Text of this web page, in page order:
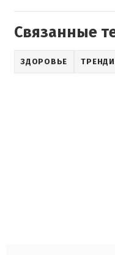
Связанные
ЗДОРОВЬЕ ТРЕНДИ